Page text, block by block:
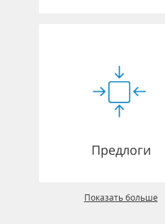
Предлоги
Показать больше